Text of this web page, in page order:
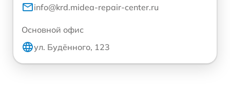
info@krd.midea-repair-center.ru
Основной офис
ул. Будённого, 123